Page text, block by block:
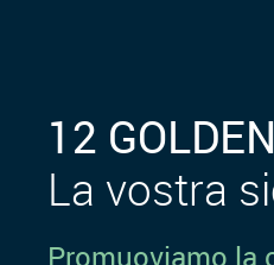
12
La vostra
Promuoviamo la